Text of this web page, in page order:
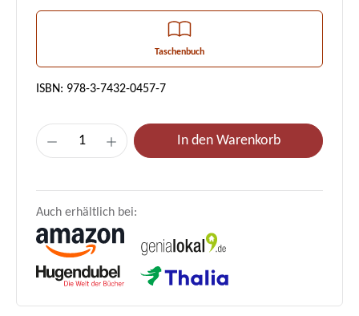
Taschenbuch
ISBN: 978-3-7432-0457-7
Produkt Anzahl: Gib den gewünschten
In den Warenkorb
Auch erhältlich bei: